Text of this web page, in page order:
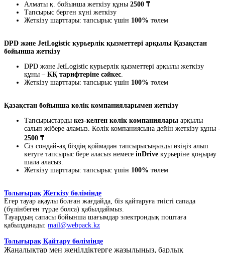
Алматы қ. бойынша жеткізу құны 2500 ₸
Тапсырыс берген күні жеткізу
Жеткізу шарттары: тапсырыс үшін 100% төлем
DPD және JetLogistic курьерлік қызметтері арқылы Қазақстан
бойынша жеткізу
DPD және JetLogistic курьерлік қызметтері арқылы жеткізу
құны – КҚ тарифтеріне сәйкес.
Жеткізу шарттары: тапсырыс үшін 100% төлем
Қазақстан бойынша көлік компанияларымен жеткізу
Тапсырыстарды кез-келген көлік компаниялары арқылы
салып жібере аламыз. Көлік компаниясына дейін жеткізу құны -
2500 ₸
Сіз сондай-ақ біздің қоймадан тапсырысыңызды өзіңіз алып
кетуге тапсырыс бере аласыз немесе inDrive курьеріне қоңырау
шала аласыз.
Жеткізу шарттары: тапсырыс үшін 100% төлем
Толығырақ Жеткізу бөлімінде
Егер тауар ақаулы болған жағдайда, біз қайтаруға тиісті сапада
(бүлінбеген түрде болса) қабылдаймыз.
Тауардың сапасы бойынша шағымдар электрондық поштаға
қабылданады: mail@webpack.kz
Толығырақ Қайтару бөлімінде
Жаңалықтар мен жеңілдіктерге жазылыңыз, барлық